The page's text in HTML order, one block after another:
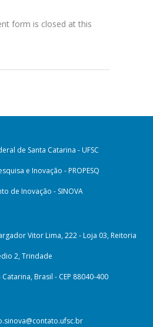
form is closed at this
de Santa Catarina - UFSC
e Inovação - PROPESQ
de Inovação - SINOVA
Vitor Lima, 222 - Loja 03, Reitoria
2, Trindade
Brasil - CEP 88040-400